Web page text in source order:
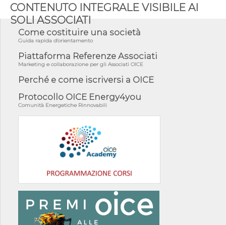
CONTENUTO INTEGRALE VISIBILE AI
SOLI ASSOCIATI
Come costituire una società
Guida rapida d'orientamento
Piattaforma Referenze Associati
Marketing e collaborazione per gli Associati OICE
Perché e come iscriversi a OICE
Protocollo OICE Energy4you
Comunità Energetiche Rinnovabili